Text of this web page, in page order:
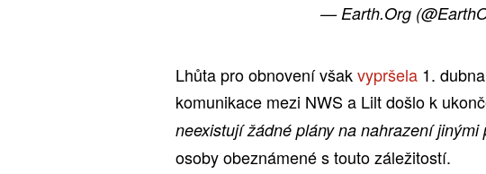
— Earth.Org
Lhůta pro obnovení všakvypršela 1.
komunikace mezi NWS a Lilt došlo k
neexistují žádné plány na nahrazení jinými
osoby obeznámené s touto záležitostí.